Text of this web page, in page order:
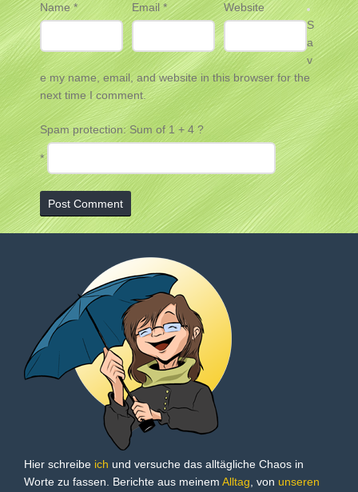
Name* Email *
Website
S
a
v
e my name, email, and website in this browser for the
next time I comment.
Spam protection: Sum of 1 + 4 ?
*
Hier schreibe ich und versuche das alltägliche Chaos in
Worte zu fassen. Berichte aus meinem Alltag, von unseren